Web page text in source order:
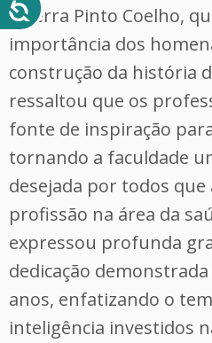
Guerra Pinto Coelho,
importância dos
construção da história
ressaltou que os
fonte de inspiração
tornando a faculdade
desejada por todos
profissão na área da
expressou profunda
dedicação
anos, enfatizando o
inteligência investidos